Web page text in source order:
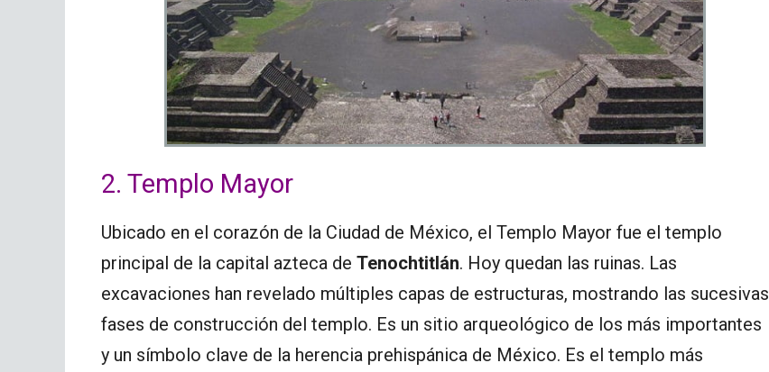
2. Templo Mayor
Ubicado en el corazón de la Ciudad de México, el Templo Mayor fue el templo
principal de la capital azteca de Tenochtitlán. Hoy quedan las ruinas. Las
excavaciones han revelado múltiples capas de estructuras, mostrando las sucesivas
fases de construcción del templo. Es un sitio arqueológico de los más importantes
y un símbolo clave de la herencia prehispánica de México. Es el templo más